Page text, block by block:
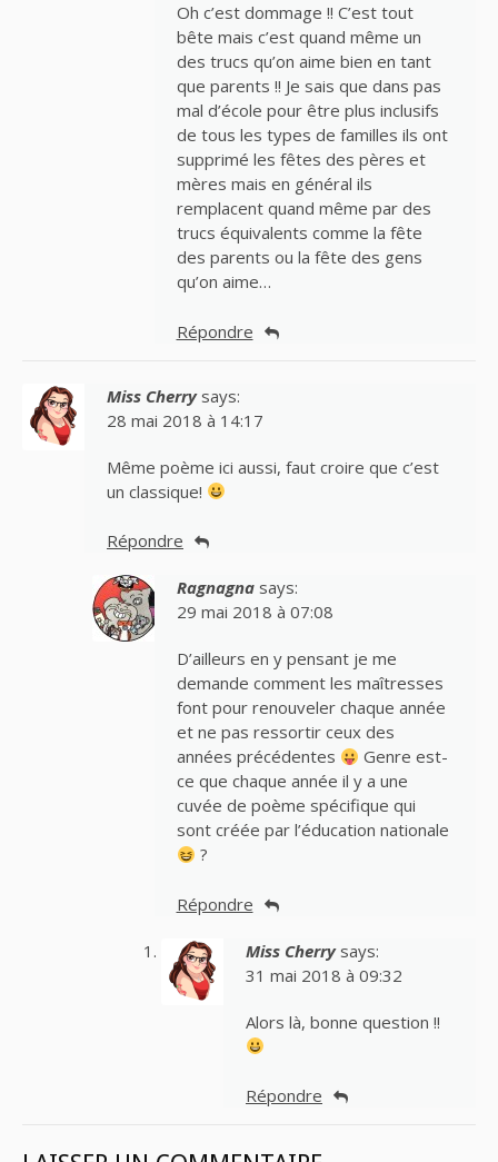
Oh c’est dommage !! C’est tout
bête mais c’est quand même un
des trucs qu’on aime bien en tant
que parents !! Je sais que dans pas
mal d’école pour être plus inclusifs
de tous les types de familles ils ont
supprimé les fêtes des pères et
mères mais en général ils
remplacent quand même par des
trucs équivalents comme la fête
des parents ou la fête des gens
qu’on aime…
Répondre
Miss Cherry says:
28 mai 2018 à 14:17
Même poème ici aussi, faut croire que c’est
un classique!
Répondre
Ragnagna says:
29 mai 2018 à 07:08
D’ailleurs en y pensant je me
demande comment les maîtresses
font pour renouveler chaque année
et ne pas ressortir ceux des
années précédentes
Genre est-
ce que chaque année il y a une
cuvée de poème spécifique qui
sont créée par l’éducation nationale
?
Répondre
Miss Cherry says:
31 mai 2018 à 09:32
Alors là, bonne question !!
Répondre